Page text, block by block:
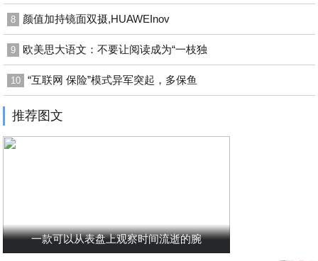
8 颜值加持镜面双摄,HUAWEInov
9 欧美思大语文：不要让阅读成为“一枝独
10 “互联网 保险”模式异军突起，多保鱼
推荐图文
一款可以从表盘上观察时间流逝的腕